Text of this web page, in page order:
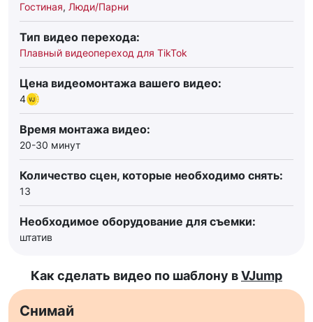
Гостиная, Люди/Парни
Тип видео перехода:
Плавный видеопереход для TikTok
Цена видеомонтажа вашего видео:
4
Время монтажа видео:
20-30 минут
Количество сцен, которые необходимо снять:
13
Необходимое оборудование для съемки:
штатив
Как сделать видео по шаблону вVJump
Снимай